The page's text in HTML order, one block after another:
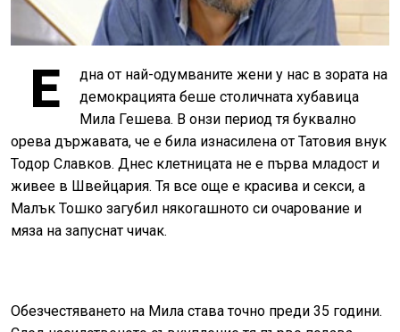
Е
дна от най-одумваните жени у нас в зората на
демокрацията беше столичната хубавица
Мила Гешева. В онзи период тя буквално
орева държавата, че е била изнасилена от Татовия внук
Тодор Славков. Днес клетницата не е първа младост и
живее в Швейцария. Тя все още е красива и секси, а
Малък Тошко загубил някогашното си очарование и
мяза на запуснат чичак.
Обезчестяването на Мила става точно преди 35 години.